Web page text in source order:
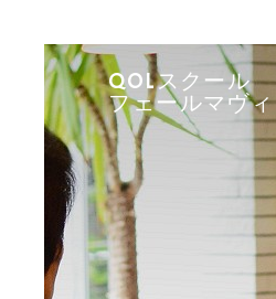
QOLスクール
フェールマヴィ